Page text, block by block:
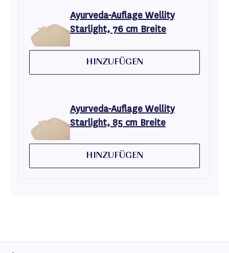
Ayurveda-Auflage Wellity
Starlight, 76 cm Breite
HINZUFÜGEN
Ayurveda-Auflage Wellity
Starlight, 85 cm Breite
HINZUFÜGEN